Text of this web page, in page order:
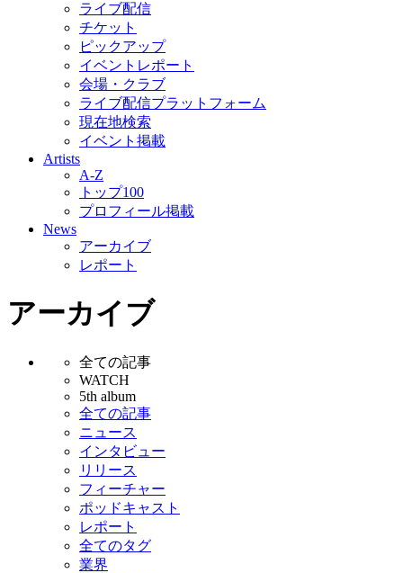
ライブ配信
チケット
ピックアップ
イベントレポート
会場・クラブ
ライブ配信プラットフォーム
現在地検索
イベント掲載
Artists
A-Z
トップ100
プロフィール掲載
News
アーカイブ
レポート
アーカイブ
全ての記事
WATCH
5th album
全ての記事
ニュース
インタビュー
リリース
フィーチャー
ポッドキャスト
レポート
全てのタグ
業界